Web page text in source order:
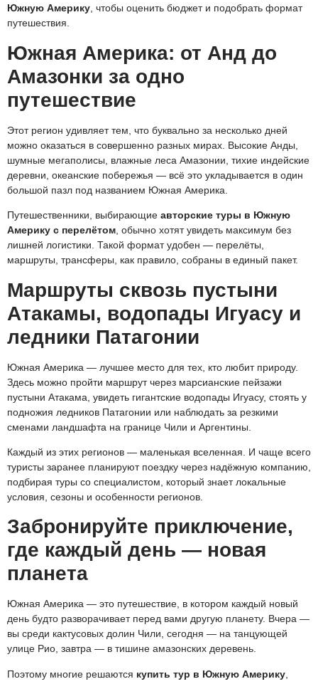
Южную Америку, чтобы оценить бюджет и подобрать формат
путешествия.
Южная Америка: от Анд до
Амазонки за одно
путешествие
Этот регион удивляет тем, что буквально за несколько дней
можно оказаться в совершенно разных мирах. Высокие Анды,
шумные мегаполисы, влажные леса Амазонии, тихие индейские
деревни, океанские побережья — всё это укладывается в один
большой пазл под названием Южная Америка.
Путешественники, выбирающие авторские туры в Южную
Америку с перелётом, обычно хотят увидеть максимум без
лишней логистики. Такой формат удобен — перелёты,
маршруты, трансферы, как правило, собраны в единый пакет.
Маршруты сквозь пустыни
Атакамы, водопады Игуасу и
ледники Патагонии
Южная Америка — лучшее место для тех, кто любит природу.
Здесь можно пройти маршрут через марсианские пейзажи
пустыни Атакама, увидеть гигантские водопады Игуасу, стоять у
подножия ледников Патагонии или наблюдать за резкими
сменами ландшафта на границе Чили и Аргентины.
Каждый из этих регионов — маленькая вселенная. И чаще всего
туристы заранее планируют поездку через надёжную компанию,
подбирая туры со специалистом, который знает локальные
условия, сезоны и особенности регионов.
Забронируйте приключение,
где каждый день — новая
планета
Южная Америка — это путешествие, в котором каждый новый
день будто разворачивает перед вами другую планету. Вчера —
вы среди кактусовых долин Чили, сегодня — на танцующей
улице Рио, завтра — в тишине амазонских деревень.
Поэтому многие решаются купить тур в Южную Америку